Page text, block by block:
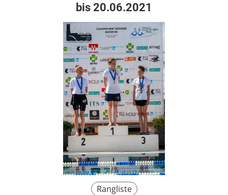
bis 20.06.2021
Rangliste